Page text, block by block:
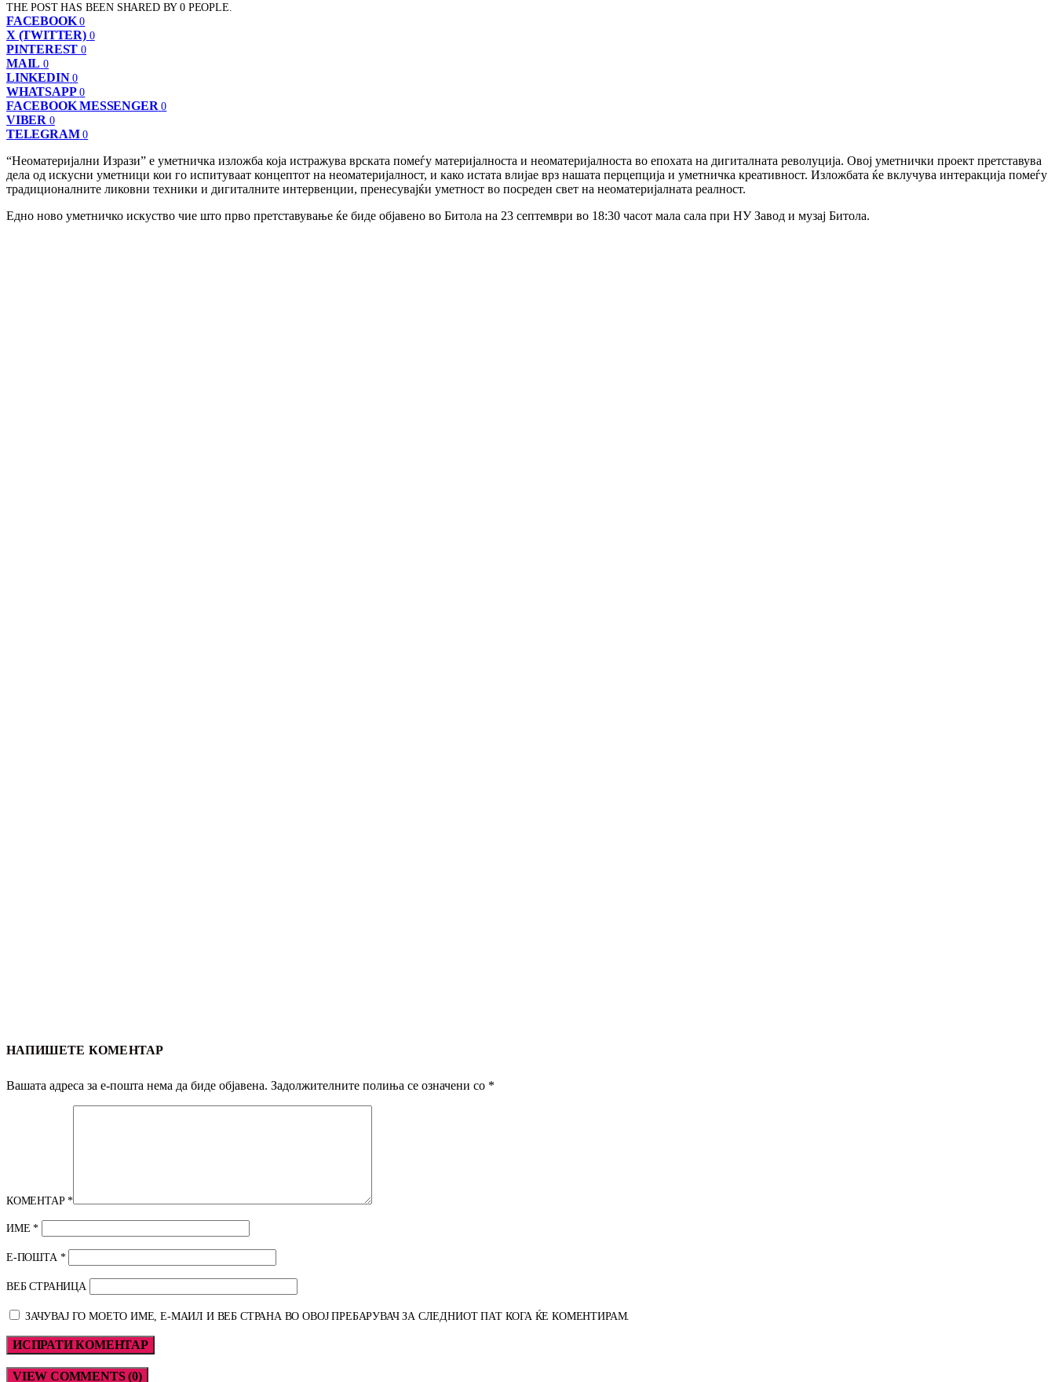
THE POST HAS BEEN SHARED BY0 PEOPLE.
FACEBOOK 0
X (TWITTER) 0
PINTEREST 0
MAIL 0
LINKEDIN 0
WHATSAPP 0
FACEBOOK MESSENGER 0
VIBER 0
TELEGRAM 0
“Неоматеријални Изрази” е уметничка изложба која истражува врската помеѓу материјалноста и неоматеријалноста во епохата на дигиталната револуција. Овој уметнички проект претставува
дела од искусни уметници кои го испитуваат концептот на неоматеријалност, и како истата влијае врз нашата перцепција и уметничка креативност. Изложбата ќе вклучува интеракција помеѓу
традиционалните ликовни техники и дигиталните интервенции, пренесувајќи уметност во посреден свет на неоматеријалната реалност.
Едно ново уметничко искуство чие што прво претставување ќе биде објавено во Битола на 23 септември во 18:30 часот мала сала при НУ Завод и музај Битола.
НАПИШЕТЕ КОМЕНТАР
Вашата адреса за е-пошта нема да биде објавена. Задолжителните полиња се означени со *
КОМЕНТАР*
ИМЕ*
Е-ПОШТА *
ВЕБ СТРАНИЦА
ЗАЧУВАЈ ГО МОЕТО ИМЕ, Е-МАИЛ И ВЕБ СТРАНА ВО ОВОЈ ПРЕБАРУВАЧ ЗА СЛЕДНИОТ ПАТ КОГА ЌЕ КОМЕНТИРАМ.
VIEW COMMENTS (0)